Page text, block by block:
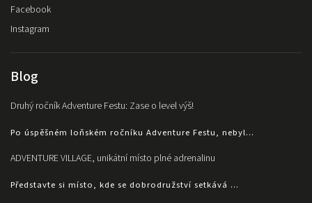
Facebook
Instagram
Blog
Druhý ročník Adventure Festu: Zase o level výš!
Po úspěšném loňském ročníku Adventure Festu, nebyl...
ADVENTURE VILLAGE, unikátní místo plné adrenalinu
Představte si místo, kde se dobrodružství setkává ...